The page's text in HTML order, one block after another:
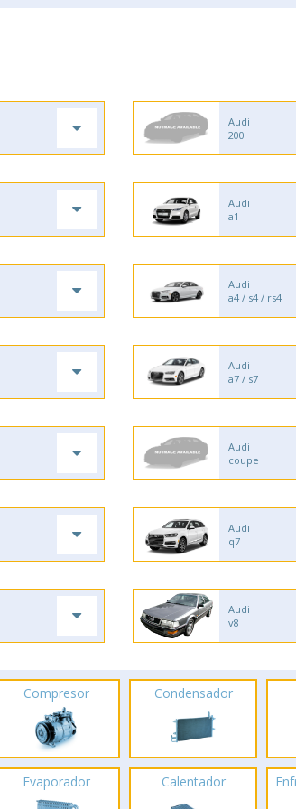
Audi
200
Audi
a1
Audi
a4 / s4 / rs4
Audi
a7 / s7
Audi
coupe
Audi
q7
Audi
v8
Compresor Condensador
Evaporador Calentador